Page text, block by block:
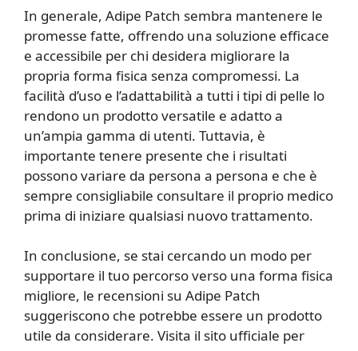
In generale, Adipe Patch sembra mantenere le
promesse fatte, offrendo una soluzione efficace
e accessibile per chi desidera migliorare la
propria forma fisica senza compromessi. La
facilità d’uso e l’adattabilità a tutti i tipi di pelle lo
rendono un prodotto versatile e adatto a
un’ampia gamma di utenti. Tuttavia, è
importante tenere presente che i risultati
possono variare da persona a persona e che è
sempre consigliabile consultare il proprio medico
prima di iniziare qualsiasi nuovo trattamento.
In conclusione, se stai cercando un modo per
supportare il tuo percorso verso una forma fisica
migliore, le recensioni su Adipe Patch
suggeriscono che potrebbe essere un prodotto
utile da considerare. Visita il sito ufficiale per